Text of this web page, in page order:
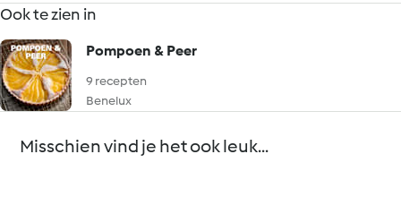
Ook te zien in
Pompoen & Peer
9 recepten
Benelux
Misschien vind je het ook leuk...